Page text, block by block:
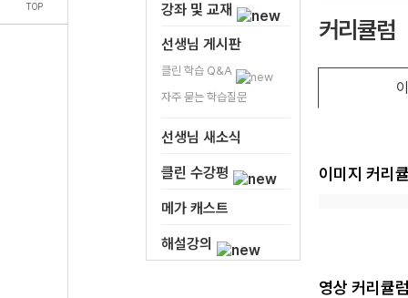
TOP
강좌 및 교재
선생님 게시판
클린 학습 Q&A
자주 묻는 학습질문
선생님 새소식
클린 수강평
메가 캐스트
해설강의
커리큘럼
이미지 커리
영상 커리큘